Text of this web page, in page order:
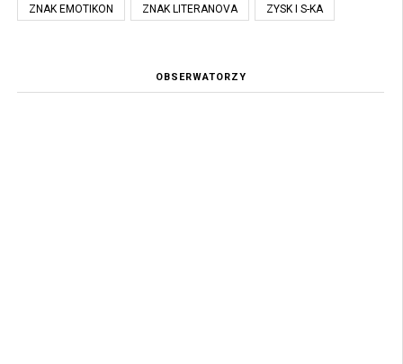
ZNAK EMOTIKON ZNAK LITERANOVA ZYSK I S-KA
OBSERWATORZY